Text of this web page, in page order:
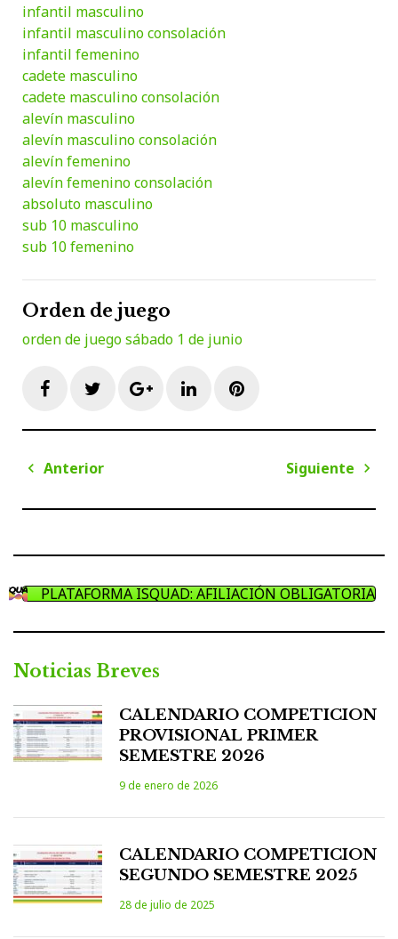
infantil masculino
infantil masculino consolación
infantil femenino
cadete masculino
cadete masculino consolación
alevín masculino
alevín masculino consolación
alevín femenino
alevín femenino consolación
absoluto masculino
sub 10 masculino
sub 10 femenino
Orden de juego
orden de juego sábado 1 de junio
FacebookTwitterGoogle+LinkedInPinterest
Navegación
entradas
Anterior
Siguiente
PLATAFORMA ISQUAD: AFILIACIÓN OBLIGATORIA
Noticias Breves
CALENDARIO COMPETICION
PROVISIONAL PRIMER
SEMESTRE 2026
9 de enero de 2026
CALENDARIO COMPETICION
SEGUNDO SEMESTRE 2025
28 de julio de 2025